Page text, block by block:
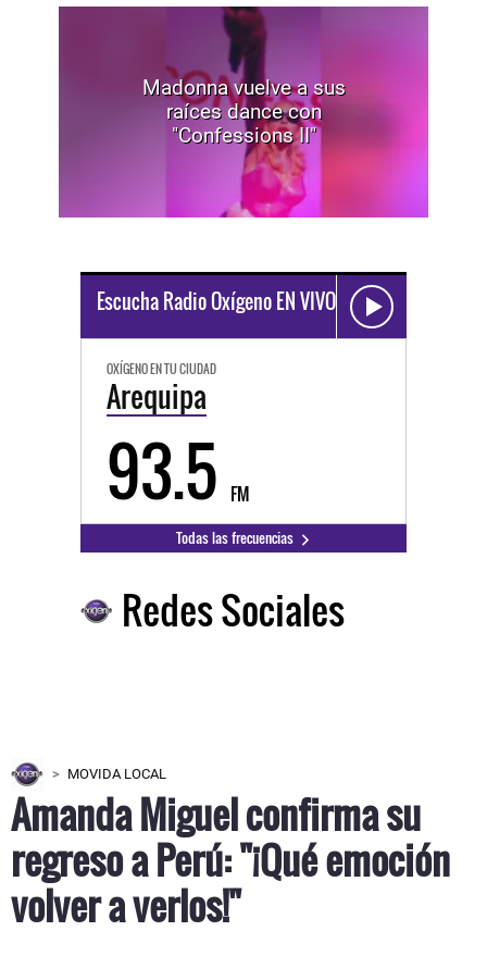
Madonna vuelve a sus
raíces dance con
"Confessions II"
Escucha Radio Oxígeno EN VIVO
OXÍGENO EN TU CIUDAD
Arequipa
93.5 FM
Todas las frecuencias
Redes Sociales
MOVIDA LOCAL
Amanda Miguel confirma su
regreso a Perú: "¡Qué emoción
volver a verlos!"